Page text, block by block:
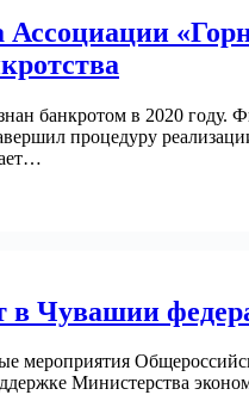
Ассоциации
банкротом в 2020 году.
процедуру
в Чувашии
мероприятия
Министерства